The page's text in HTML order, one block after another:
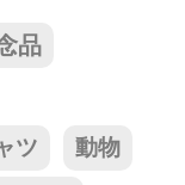
品
ツ 動物